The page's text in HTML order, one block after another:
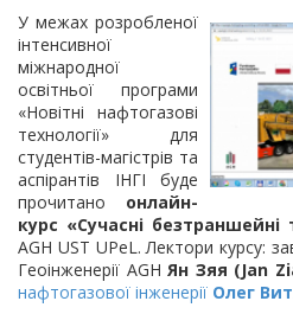
У межах розробленої
інтенсивної
міжнародної
освітньої програми
«Новітні нафтогазові
технології» для
студентів-магістрів та
аспірантів ІНГІ буде
прочитано онлайн-
курс «Сучасні безтраншейні
AGH UST UPeL. Лектори курсу:
Геоінженерії AGH Ян Зяя (Jan
нафтогазової інженерії Олег